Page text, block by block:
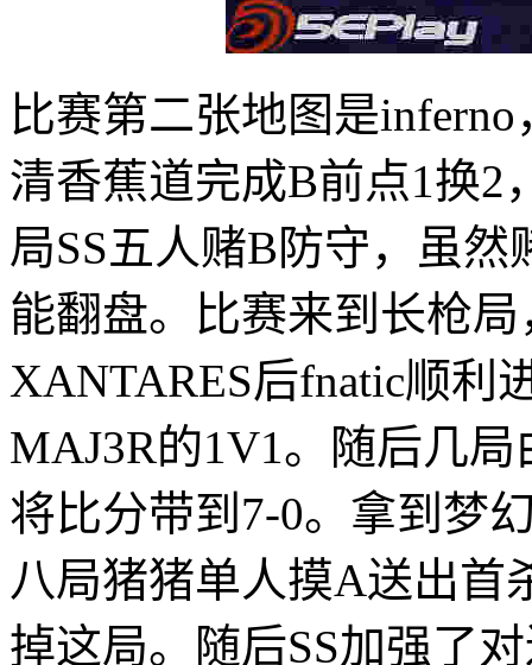
比赛第二张地图是
清香蕉道完成B前点1换2
局SS五人赌B防守，虽
能翻盘。比赛来到长枪
XANTARES后fnatic顺利
MAJ3R的1V1。随后几
将比分带到7-0。拿到梦
八局猪猪单人摸A送出首
掉这局。随后SS加强了